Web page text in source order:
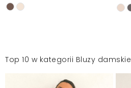
Top 10 w kategorii Bluzy damskie